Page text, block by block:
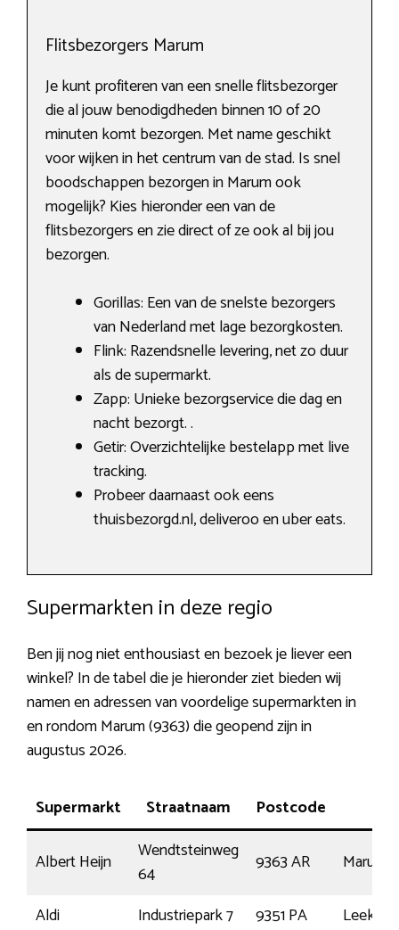
Flitsbezorgers Marum
Je kunt profiteren van een snelle flitsbezorger
die al jouw benodigdheden binnen 10 of 20
minuten komt bezorgen. Met name geschikt
voor wijken in het centrum van de stad. Is snel
boodschappen bezorgen in Marum ook
mogelijk? Kies hieronder een van de
flitsbezorgers en zie direct of ze ook al bij jou
bezorgen.
Gorillas: Een van de snelste bezorgers
van Nederland met lage bezorgkosten.
Flink: Razendsnelle levering, net zo duur
als de supermarkt.
Zapp: Unieke bezorgservice die dag en
nacht bezorgt. .
Getir: Overzichtelijke bestelapp met live
tracking.
Probeer daarnaast ook eens
thuisbezorgd.nl, deliveroo en uber eats.
Supermarkten in deze regio
Ben jij nog niet enthousiast en bezoek je liever een
winkel? In de tabel die je hieronder ziet bieden wij
namen en adressen van voordelige supermarkten in
en rondom Marum (9363) die geopend zijn in
augustus 2026.
Supermarkt Straatnaam Postcode
Albert Heijn
Wendtsteinweg
64
9363 AR
Marum
Aldi
Industriepark 7 9351 PA
Leek